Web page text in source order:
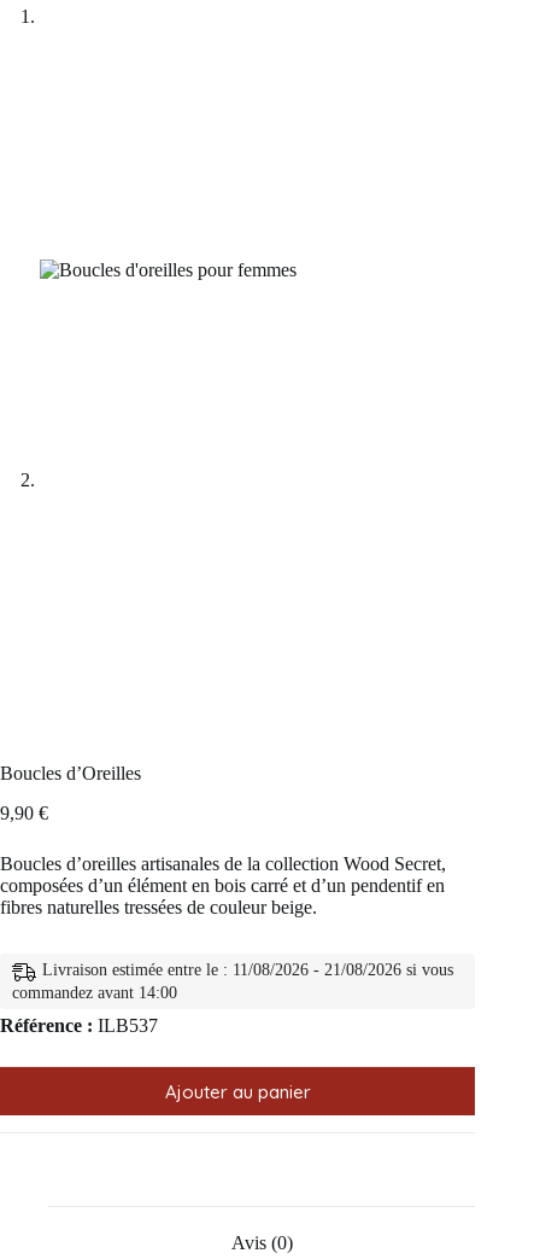
Boucles d’Oreilles
9,90 €
Boucles d’oreilles artisanales de la collection Wood Secret,
composées d’un élément en bois carré et d’un pendentif en
fibres naturelles tressées de couleur beige.
Livraison estimée entre le : 11/08/2026 - 21/08/2026 si vous
commandez avant 14:00
Référence : ILB537
Ajouter au panier
Avis (0)